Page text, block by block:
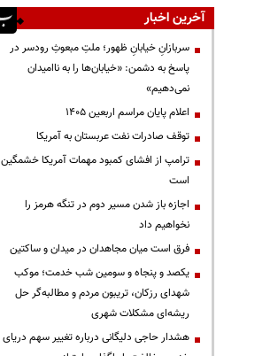
آخرین اخبار
سربازانِ خیابانِ ظهور؛ ملتِ مبعوثِ رودسر در
پاسخ به دشمن: «خیابان‌ها را به ناامیدان
نمی‌دهیم»
اعلام پایان مراسم اربعین ۱۴۰۵
توقف صادرات نفت عربستان به آمریکا
ترامپ از افشای کمبود مهمات آمریکا خشمگین
است
اجازه باز شدن مسیر دوم در تنگه هرمز را
نخواهیم داد
فرق است میان مجاهدان در میدان و ساکتین
یکصد و پنجاه و سومین شب خدمت؛ موکب
شهدای رزکان، تریبون مردم و مطالبه‌گر حل
ریشه‌ای مشکلات شهری
هشدار حاجی دلیگانی درباره تغییر سهم دریای